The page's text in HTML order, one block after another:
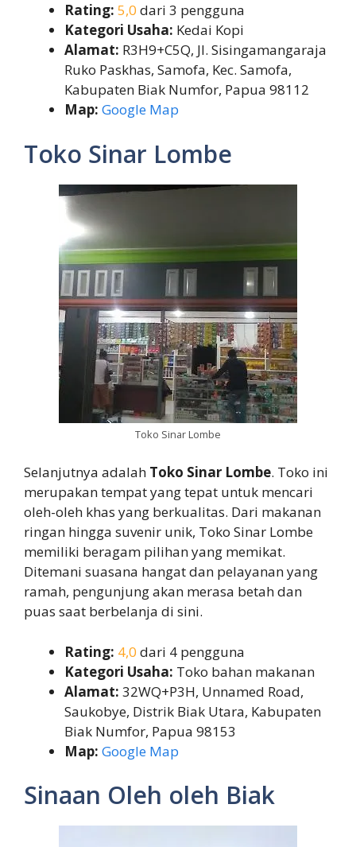
Rating: 5,0 dari 3 pengguna
Kategori Usaha: Kedai Kopi
Alamat: R3H9+C5Q, Jl. Sisingamangaraja
Ruko Paskhas, Samofa, Kec. Samofa,
Kabupaten Biak Numfor, Papua 98112
Map: Google Map
Toko Sinar Lombe
Toko Sinar Lombe
Selanjutnya adalah Toko Sinar Lombe. Toko ini
merupakan tempat yang tepat untuk mencari
oleh-oleh khas yang berkualitas. Dari makanan
ringan hingga suvenir unik, Toko Sinar Lombe
memiliki beragam pilihan yang memikat.
Ditemani suasana hangat dan pelayanan yang
ramah, pengunjung akan merasa betah dan
puas saat berbelanja di sini.
Rating: 4,0 dari 4 pengguna
Kategori Usaha: Toko bahan makanan
Alamat: 32WQ+P3H, Unnamed Road,
Saukobye, Distrik Biak Utara, Kabupaten
Biak Numfor, Papua 98153
Map: Google Map
Sinaan Oleh oleh Biak